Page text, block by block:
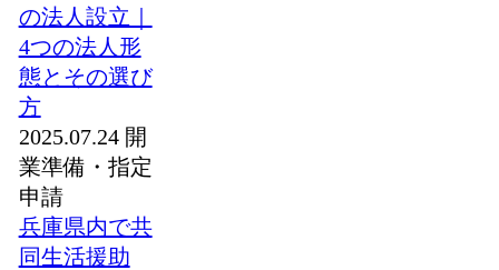
の法人設立｜
4つの法人形
態とその選び
方
2025.07.24 開
業準備・指定
申請
兵庫県内で共
同生活援助